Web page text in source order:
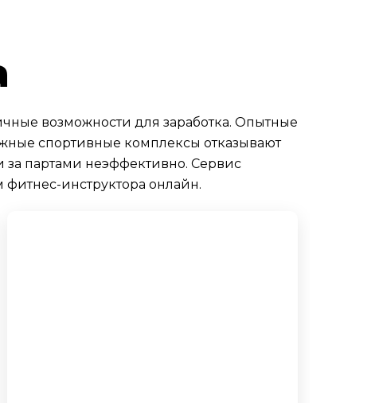
возможности для заработка. Опытные
спортивные комплексы отказывают
за партами неэффективно. Сервис
инструктора онлайн.